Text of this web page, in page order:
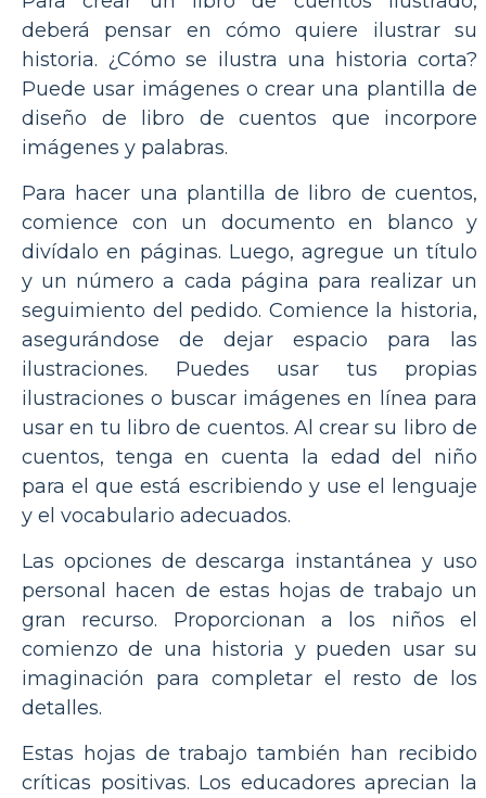
deberá pensar en cómo quiere ilustrar su
historia. ¿Cómo se ilustra una historia corta?
Puede usar imágenes o crear una plantilla de
diseño de libro de cuentos que incorpore
imágenes y palabras.
Para hacer una plantilla de libro de cuentos,
comience con un documento en blanco y
divídalo en páginas. Luego, agregue un título
y un número a cada página para realizar un
seguimiento del pedido. Comience la historia,
asegurándose de dejar espacio para las
ilustraciones. Puedes usar tus propias
ilustraciones o buscar imágenes en línea para
usar en tu libro de cuentos. Al crear su libro de
cuentos, tenga en cuenta la edad del niño
para el que está escribiendo y use el lenguaje
y el vocabulario adecuados.
Las opciones de descarga instantánea y uso
personal hacen de estas hojas de trabajo un
gran recurso. Proporcionan a los niños el
comienzo de una historia y pueden usar su
imaginación para completar el resto de los
detalles.
Estas hojas de trabajo también han recibido
críticas positivas. Los educadores aprecian la